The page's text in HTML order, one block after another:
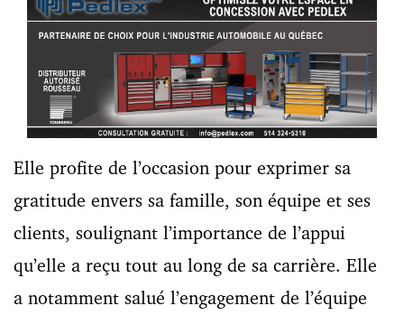
Elle profite de l’occasion pour exprimer sa
gratitude envers sa famille, son équipe et ses
clients, soulignant l’importance de l’appui
qu’elle a reçu tout au long de sa carrière. Elle
a notamment salué l’engagement de l’équipe